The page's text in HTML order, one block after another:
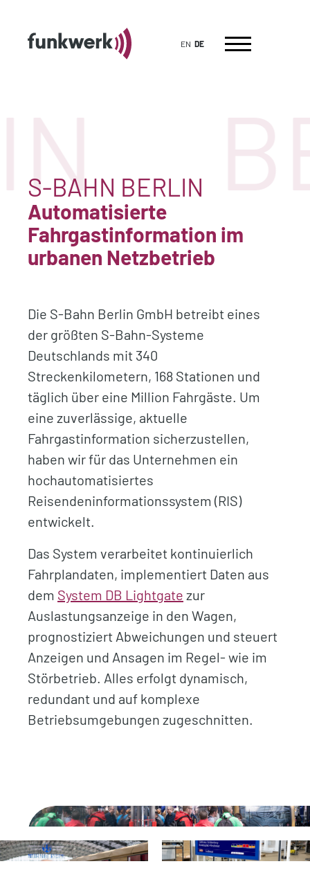
EN DE
S-BAHN BERLIN
Automatisierte
Fahrgastinformation im
urbanen Netzbetrieb
Die S-Bahn Berlin GmbH betreibt eines
der größten S-Bahn-Systeme
Deutschlands mit 340
Streckenkilometern, 168 Stationen und
täglich über eine Million Fahrgäste. Um
eine zuverlässige, aktuelle
Fahrgastinformation sicherzustellen,
haben wir für das Unternehmen ein
hochautomatisiertes
Reisendeninformationssystem (RIS)
entwickelt.
Das System verarbeitet kontinuierlich
Fahrplandaten, implementiert Daten aus
dem System DB Lightgate zur
Auslastungsanzeige in den Wagen,
prognostiziert Abweichungen und steuert
Anzeigen und Ansagen im Regel- wie im
Störbetrieb. Alles erfolgt dynamisch,
redundant und auf komplexe
Betriebsumgebungen zugeschnitten.
.
. .